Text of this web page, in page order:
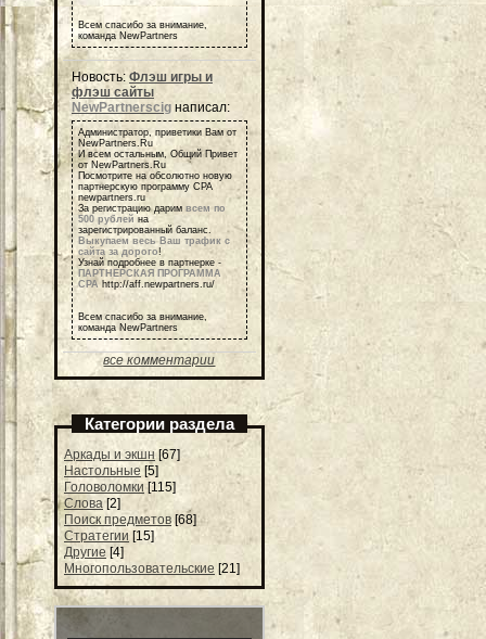
Всем спасибо за внимание,
команда NewPartners
Новость: Флэш игры и
флэш сайты
NewPartnerscig написал:
Администратор, приветики Вам от
NewPartners.Ru
И всем остальным, Общий Привет
от NewPartners.Ru
Посмотрите на обсолютно новую
партнерскую программу СРА
newpartners.ru
За регистрацию дарим всем по
500 рублей на
зарегистрированный баланс.
Выкупаем весь Ваш трафик с
сайта за дорого!
Узнай подробнее в партнерке -
ПАРТНЕРСКАЯ ПРОГРАММА
СРА http://aff.newpartners.ru/
Всем спасибо за внимание,
команда NewPartners
все комментарии
Категории раздела
Аркады и экшн [67]
Настольные [5]
Головоломки [115]
Слова [2]
Поиск предметов [68]
Стратегии [15]
Другие [4]
Многопользовательские [21]